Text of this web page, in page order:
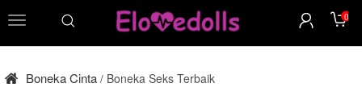
0
Boneka Cinta / Boneka Seks Terbaik